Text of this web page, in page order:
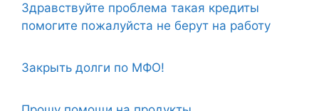
Здравствуйте проблема такая кредиты
помогите пожалуйста не берут на работу
Закрыть долги по МФО!